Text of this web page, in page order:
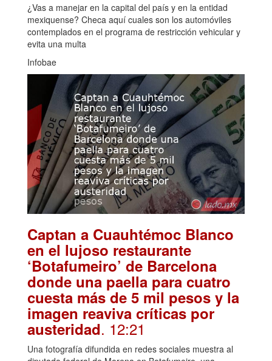
¿Vas a manejar en la capital del país y en la entidad
mexiquense? Checa aquí cuales son los automóviles
contemplados en el programa de restricción vehicular y
evita una multa
Infobae
Captan a Cuauhtémoc Blanco
en el lujoso restaurante
‘Botafumeiro’ de Barcelona
donde una paella para cuatro
cuesta más de 5 mil pesos y la
imagen reaviva críticas por
austeridad. 12:21
Una fotografía difundida en redes sociales muestra al